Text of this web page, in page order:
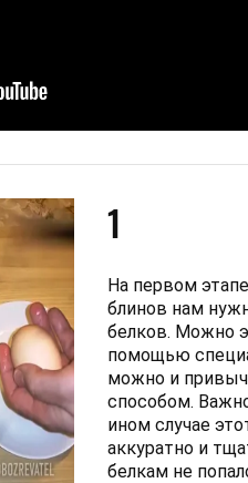
1
На первом
блинов нам
белков. Можно
помощью
можно и
способом.
ином случае
аккуратно и
белкам не